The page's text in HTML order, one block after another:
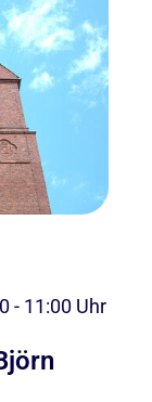
- 11:00 Uhr